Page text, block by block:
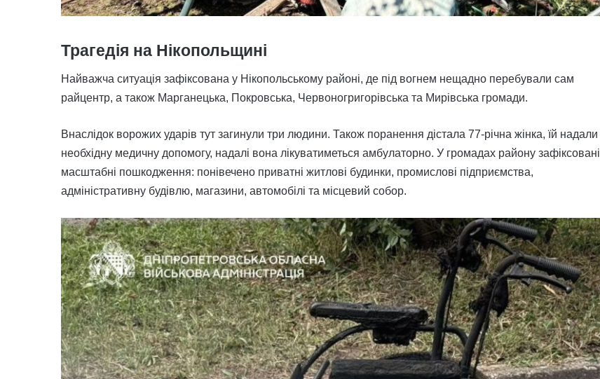
Трагедія на Нікопольщині
Найважча ситуація зафіксована у Нікопольському районі, де під вогнем нещадно перебували сам
райцентр, а також Марганецька, Покровська, Червоногригорівська та Мирівська громади.
Внаслідок ворожих ударів тут загинули три людини. Також поранення дістала 77-річна жінка, їй надали
необхідну медичну допомогу, надалі вона лікуватиметься амбулаторно. У громадах району зафіксовані
масштабні пошкодження: понівечено приватні житлові будинки, промислові підприємства,
адміністративну будівлю, магазини, автомобілі та місцевий собор.